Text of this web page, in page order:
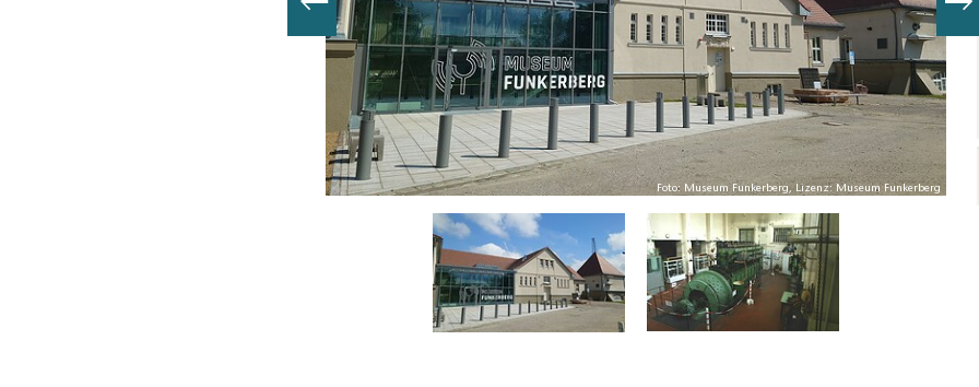
Foto: Museum Funkerberg, Lizenz: Museum Funkerberg